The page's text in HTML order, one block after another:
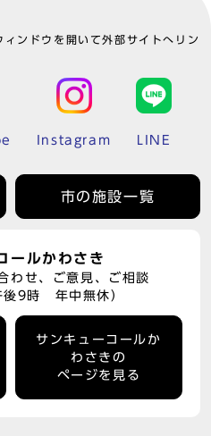
ンドウを開いて外部サイトへリン
Instagram LINE
市の施設一覧
ールかわさき
わせ、ご意見、ご相談
後9時 年中無休）
サンキューコールか
わさきの
ページを見る